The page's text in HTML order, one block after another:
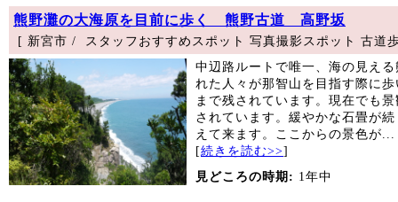
熊野灘の大海原を目前に歩く 熊野古道 高野坂
[ 新宮市 / スタッフおすすめスポット 写真撮影スポット 古道
中辺路ルートで唯一、海の見え
れた人々が那智山を目指す際に
まで残されています。現在でも
されています。緩やかな石畳が
えて来ます。ここからの景色が...
[続きを読む>>]
見どころの時期: 1年中